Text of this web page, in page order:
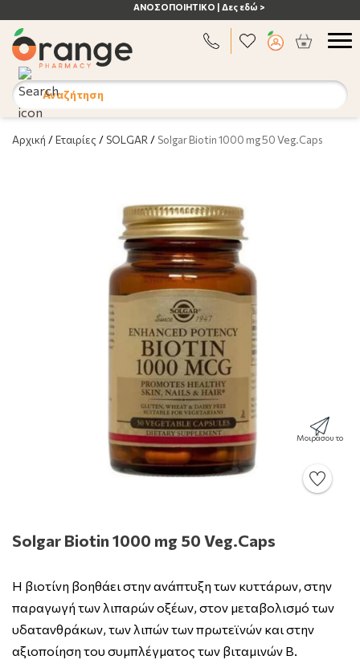
ΑΝΟΣΟΠΟΙΗΤΙΚΟ | Δες εδώ >
Αναζήτηση
Αρχική /Εταιρίες / SOLGAR / Solgar Biotin 1000 mg 50 Veg.Caps
Μοιράσου το
Solgar Biotin 1000 mg 50 Veg.Caps
Η βιοτίνη βοηθάει στην ανάπτυξη των κυττάρων, στην
παραγωγή των λιπαρών οξέων, στον μεταβολισμό των
υδατανθράκων, των λιπών των πρωτεϊνών και στην
αξιοποίηση του συμπλέγματος των βιταμινών Β.